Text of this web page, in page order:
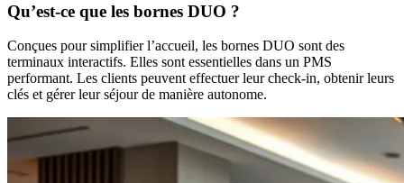
Qu’est-ce que les bornes DUO ?
Conçues pour simplifier l’accueil, les bornes DUO sont des
terminaux interactifs. Elles sont essentielles dans un PMS
performant. Les clients peuvent effectuer leur check-in, obtenir leurs
clés et gérer leur séjour de manière autonome.